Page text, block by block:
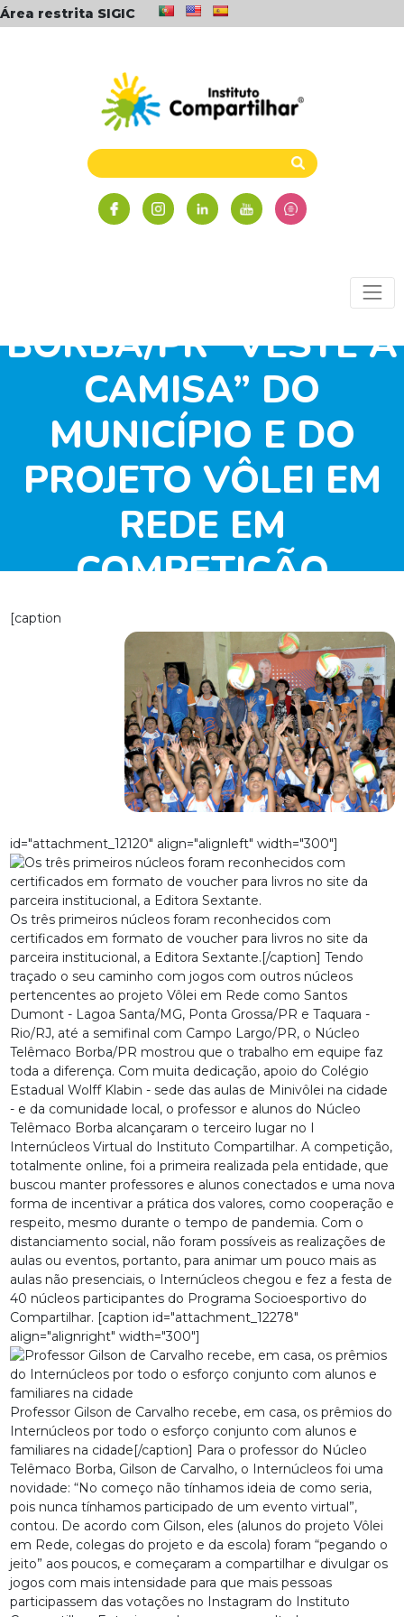
Área restrita SIGIC
BORBA/PR “VESTE A
CAMISA” DO
MUNICÍPIO E DO
PROJETO VÔLEI EM
REDE EM
COMPETIÇÃO
ONLINE
[caption
id="attachment_12120" align="alignleft" width="300"]
Os três primeiros núcleos foram reconhecidos com
certificados em formato de voucher para livros no site da
parceira institucional, a Editora Sextante.[/caption] Tendo
traçado o seu caminho com jogos com outros núcleos
pertencentes ao projeto Vôlei em Rede como Santos
Dumont - Lagoa Santa/MG, Ponta Grossa/PR e Taquara -
Rio/RJ, até a semifinal com Campo Largo/PR, o Núcleo
Telêmaco Borba/PR mostrou que o trabalho em equipe faz
toda a diferença. Com muita dedicação, apoio do Colégio
Estadual Wolff Klabin - sede das aulas de Minivôlei na cidade
- e da comunidade local, o professor e alunos do Núcleo
Telêmaco Borba alcançaram o terceiro lugar no I
Internúcleos Virtual do Instituto Compartilhar. A competição,
totalmente online, foi a primeira realizada pela entidade, que
buscou manter professores e alunos conectados e uma nova
forma de incentivar a prática dos valores, como cooperação e
respeito, mesmo durante o tempo de pandemia. Com o
distanciamento social, não foram possíveis as realizações de
aulas ou eventos, portanto, para animar um pouco mais as
aulas não presenciais, o Internúcleos chegou e fez a festa de
40 núcleos participantes do Programa Socioesportivo do
Compartilhar. [caption id="attachment_12278"
align="alignright" width="300"]
Professor Gilson de Carvalho recebe, em casa, os prêmios do
Internúcleos por todo o esforço conjunto com alunos e
familiares na cidade[/caption] Para o professor do Núcleo
Telêmaco Borba, Gilson de Carvalho, o Internúcleos foi uma
novidade: “No começo não tínhamos ideia de como seria,
pois nunca tínhamos participado de um evento virtual”,
contou. De acordo com Gilson, eles (alunos do projeto Vôlei
em Rede, colegas do projeto e da escola) foram “pegando o
jeito” aos poucos, e começaram a compartilhar e divulgar os
jogos com mais intensidade para que mais pessoas
participassem das votações no Instagram do Instituto